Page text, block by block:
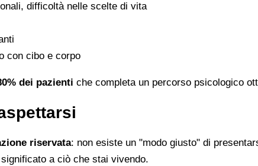
difficoltà nelle scelte di vita
con cibo e corpo
dei pazienti che completa un percorso psicologico
riservata: non esiste un "modo giusto" di
a ciò che stai vivendo.